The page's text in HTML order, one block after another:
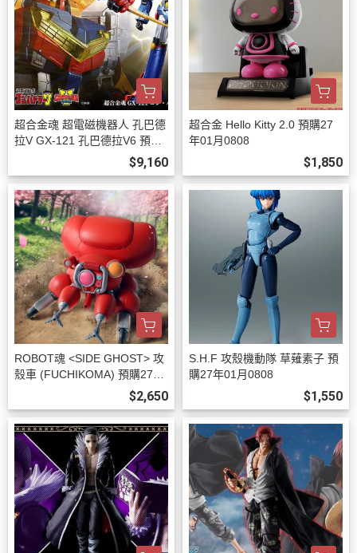
超合金魂 超電磁機器人 孔巴德
拉V GX-121 孔巴德拉V6 預購2
$9,160
超合金 Hello Kitty 2.0 預購27
年01月0808
$1,850
ROBOT魂 <SIDE GHOST> 攻
殼車 (FUCHIKOMA) 預購27年
$2,650
S.H.F 攻殼機動隊 草薙素子 預
購27年01月0808
$1,550